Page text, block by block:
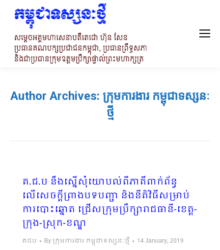
Author Archives: ក្រុមការងារ កម្ពុជាទស្សនៈ
ថ្មី
គ.ជ.ប នឹងស្នើសុំយោបល់ពីភាគីពាក់ព័ន្ធ
លើសេចក្តីព្រាងបទបញ្ជា និងនីតិវិធីសម្រាប់
ការបោះឆ្នោត ជ្រើសក្រុមប្រឹក្សារាជធានី-ខេត្ត-
ក្រុង-ស្រុក-ខណ្ឌ
គជប By ក្រុមការងារ កម្ពុជាទស្សនៈថ្មី 14 January, 2019